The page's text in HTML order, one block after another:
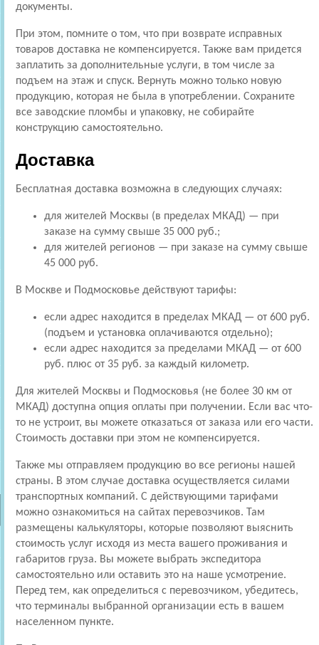
документы.
При этом, помните о том, что при возврате исправных
товаров доставка не компенсируется. Также вам придется
заплатить за дополнительные услуги, в том числе за
подъем на этаж и спуск. Вернуть можно только новую
продукцию, которая не была в употреблении. Сохраните
все заводские пломбы и упаковку, не собирайте
конструкцию самостоятельно.
Доставка
Бесплатная доставка возможна в следующих случаях:
для жителей Москвы (в пределах МКАД) — при
заказе на сумму свыше 35 000 руб.;
для жителей регионов — при заказе на сумму свыше
45 000 руб.
В Москве и Подмосковье действуют тарифы:
если адрес находится в пределах МКАД — от 600 руб.
(подъем и установка оплачиваются отдельно);
если адрес находится за пределами МКАД — от 600
руб. плюс от 35 руб. за каждый километр.
Для жителей Москвы и Подмосковья (не более 30 км от
МКАД) доступна опция оплаты при получении. Если вас что-
то не устроит, вы можете отказаться от заказа или его части.
Стоимость доставки при этом не компенсируется.
Также мы отправляем продукцию во все регионы нашей
страны. В этом случае доставка осуществляется силами
транспортных компаний. С действующими тарифами
можно ознакомиться на сайтах перевозчиков. Там
размещены калькуляторы, которые позволяют выяснить
стоимость услуг исходя из места вашего проживания и
габаритов груза. Вы можете выбрать экспедитора
самостоятельно или оставить это на наше усмотрение.
Перед тем, как определиться с перевозчиком, убедитесь,
что терминалы выбранной организации есть в вашем
населенном пункте.